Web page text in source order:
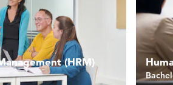
(HRM)